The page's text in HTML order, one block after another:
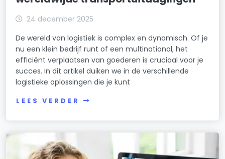
24 december 2025
De wereld van logistiek is complex en dynamisch. Of je
nu een klein bedrijf runt of een multinational, het
efficiënt verplaatsen van goederen is cruciaal voor je
succes. In dit artikel duiken we in de verschillende
logistieke oplossingen die je kunt
LEES VERDER